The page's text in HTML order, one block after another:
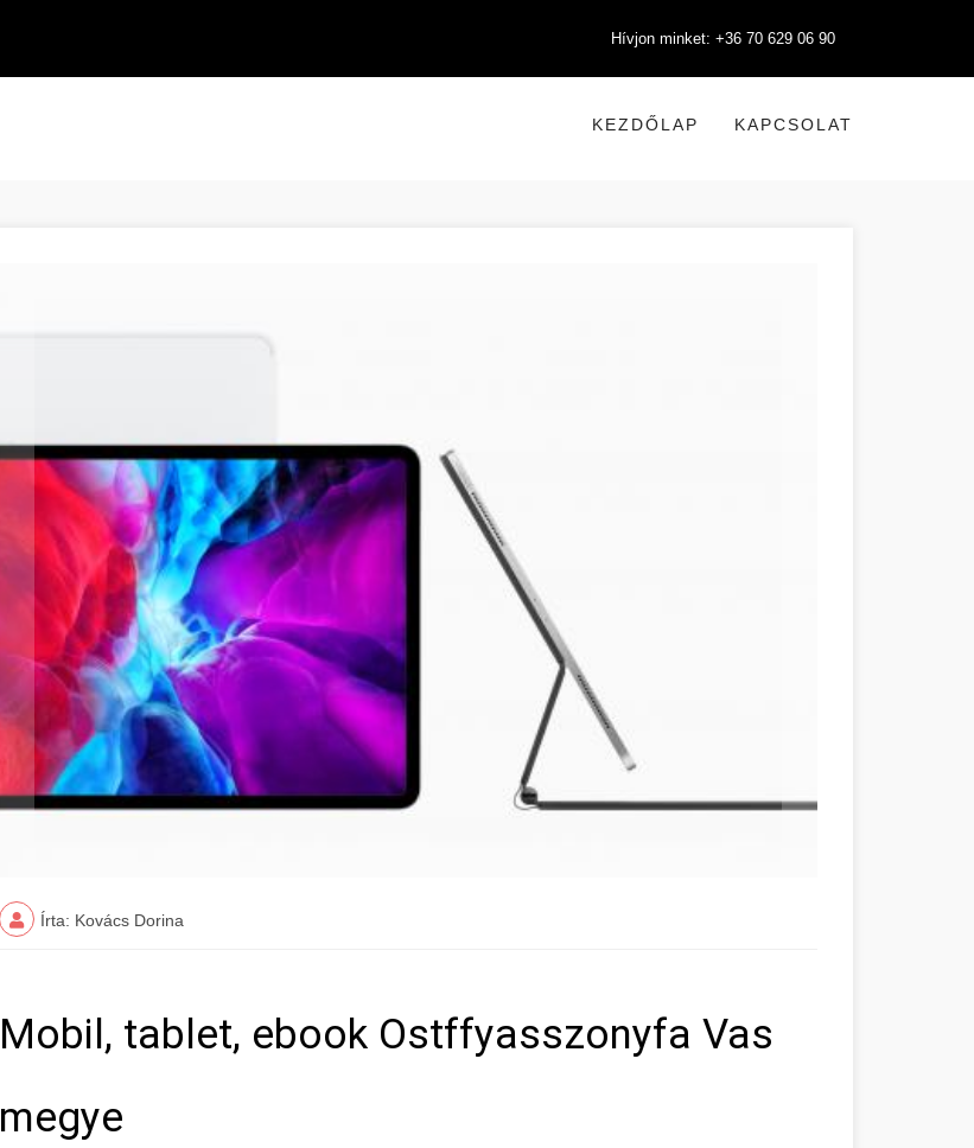
Hívjon minket: +36 70 629 06 90
KEZDŐLAP KAPCSOLAT
Írta: Kovács Dorina
Mobil, tablet, ebook Ostffyasszonyfa Vas
megye